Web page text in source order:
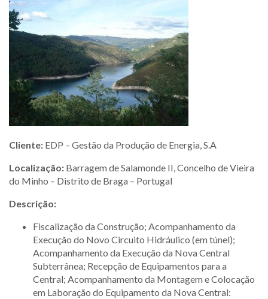
Cliente: EDP – Gestão da Produção de Energia, S.A
Localização: Barragem de Salamonde II, Concelho de Vieira
do Minho – Distrito de Braga – Portugal
Descrição:
Fiscalização da Construção; Acompanhamento da
Execução do Novo Circuito Hidráulico (em túnel);
Acompanhamento da Execução da Nova Central
Subterrânea; Recepção de Equipamentos para a
Central; Acompanhamento da Montagem e Colocação
em Laboração do Equipamento da Nova Central: